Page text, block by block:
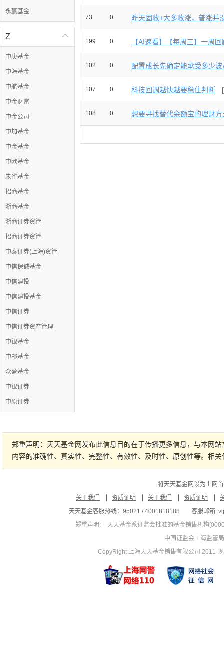
永赢基金

Z
中庚基金
中海基金
中航基金
中金财富
中金公司
中加基金
中金基金
中欧基金
朱雀基金
招商基金
浙商基金
浙商证券资管
招商证券资管
中泰证券(上海)资管
中信保诚基金
中信建投
中信建投基金
中信证券
中信证券资产管理
中银基金
中邮基金
众盈基金
中银证券
中原证券
73 0 昨天固收+大多收涨，普涨并
199 0 【AI速看】【每周三】一周
102 0 配置成长先确定能承受多少波
107 0 科技回调越快越要稳住判断
108 0 想要寻找替代余额宝的理财
郑重声明：天天基金网发布此信息目的在于传播更多信息，与本网
内容的准确性、真实性、完整性、有效性、及时性、原创性等。相
将天天基金网设为上网
关于我们
资质证明 关于我们 资质证明
天天基金客服热线：95021 / 4001818188
客服邮箱:
郑重声明:
天天基金系证监会批准的基金销售机构
中国证监会上海监管
CopyRight 上海天天基金销售有限公司 2011-